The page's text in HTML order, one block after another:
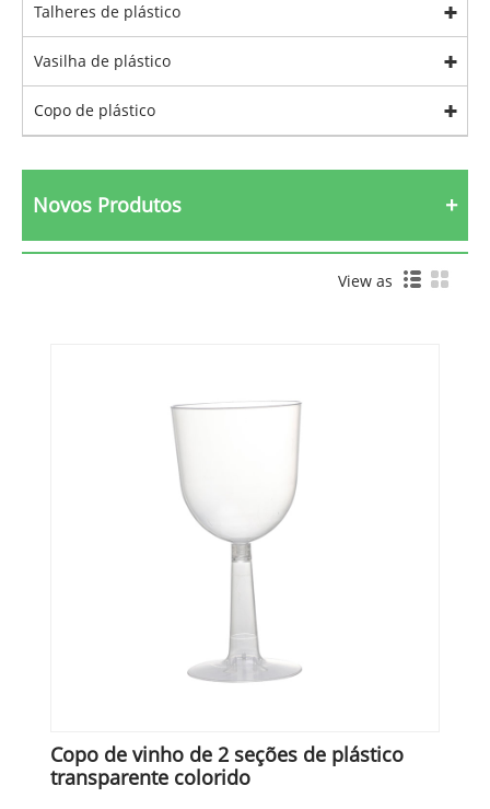
Talheres de plástico
Vasilha de plástico
Copo de plástico
Novos Produtos
View as
Copo de vinho de 2 seções de plástico
transparente colorido